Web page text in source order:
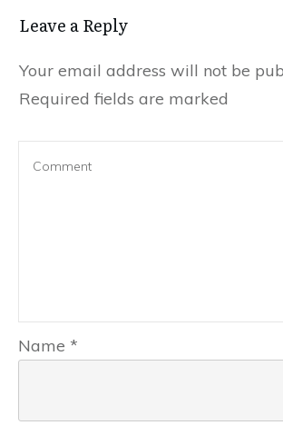
Leave a Reply
Your email address will not be
Required fields are marked
Name *